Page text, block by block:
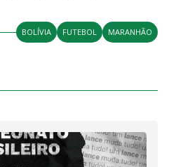
BOLÍVIA FUTEBOL MARANHÃO